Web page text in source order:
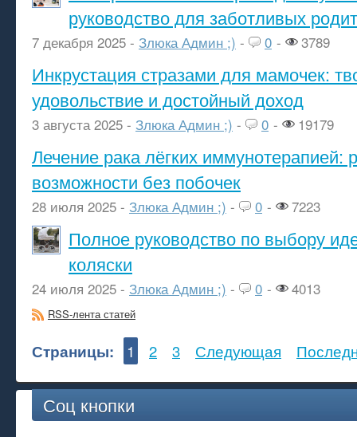
руководство для заботливых
7 декабря 2025 - Злюка Админ ;) - 0 - 3789
Инкрустация стразами для мамочек:
удовольствие и достойный доход
3 августа 2025 - Злюка Админ ;) - 0 - 19179
Лечение рака лёгких иммунотерапией:
возможности без побочек
28 июля 2025 - Злюка Админ ;) - 0 - 7223
Полное руководство по выбору
коляски
24 июля 2025 - Злюка Админ ;) - 0 - 4013
RSS-лента статей
Страницы: 1 2 3 Следующая
Соц кнопки